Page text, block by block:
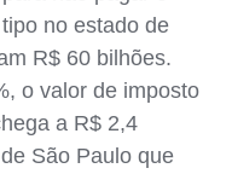
no estado de
R$ 60 bilhões.
o valor de imposto
a R$ 2,4
São Paulo que